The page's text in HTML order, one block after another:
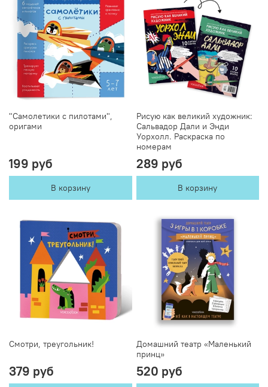
"Самолетики с пилотами",
оригами
199 руб
В корзину
Рисую как великий художник:
Сальвадор Дали и Энди
Уорхолл. Раскраска по
номерам
289 руб
В корзину
Смотри, треугольник!
379 руб
Домашний театр «Маленький
принц»
520 руб